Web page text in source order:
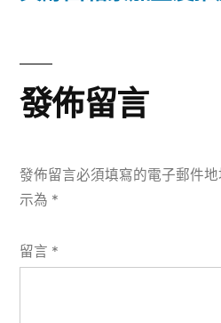
發佈留言
發佈留言必須填寫的電子郵件地
示為 *
留言 *